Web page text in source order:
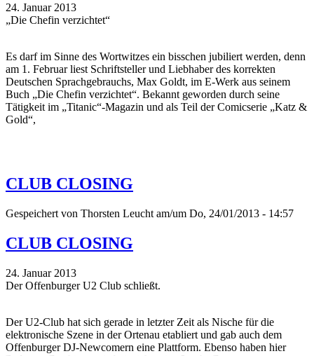
24. Januar 2013
„Die Chefin verzichtet“
Es darf im Sinne des Wortwitzes ein bisschen jubiliert werden, denn
am 1. Februar liest Schriftsteller und Liebhaber des korrekten
Deutschen Sprachgebrauchs, Max Goldt, im E-Werk aus seinem
Buch „Die Chefin verzichtet“. Bekannt geworden durch seine
Tätigkeit im „Titanic“-Magazin und als Teil der Comicserie „Katz &
Gold“,
CLUB CLOSING
Gespeichert von Thorsten Leucht am/um Do, 24/01/2013 - 14:57
CLUB CLOSING
24. Januar 2013
Der Offenburger U2 Club schließt.
Der U2-Club hat sich gerade in letzter Zeit als Nische für die
elektronische Szene in der Ortenau etabliert und gab auch dem
Offenburger DJ-Newcomern eine Plattform. Ebenso haben hier